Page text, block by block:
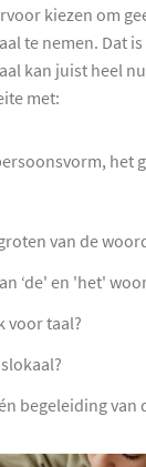
kiezen om
te nemen. Dat
kan juist heel
met:
het
van de
‘de' en 'het'
voor taal?
begeleiding van